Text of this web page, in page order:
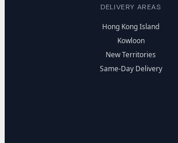
DELIVERY AREAS
Hong Kong Island
Kowloon
New Territories
Same-Day Delivery